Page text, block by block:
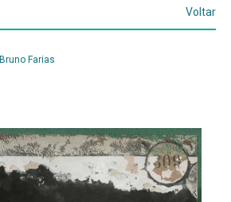
Voltar
Bruno Farias